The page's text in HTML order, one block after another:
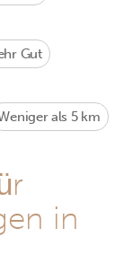
Gut
als 5 km
in